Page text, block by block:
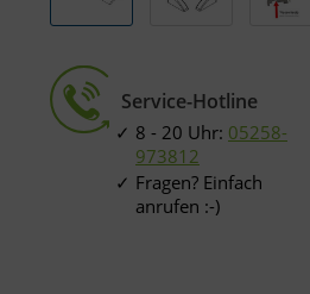
Service-Hotline
8 - 20 Uhr: 05258-
973812
Fragen? Einfach
anrufen :-)